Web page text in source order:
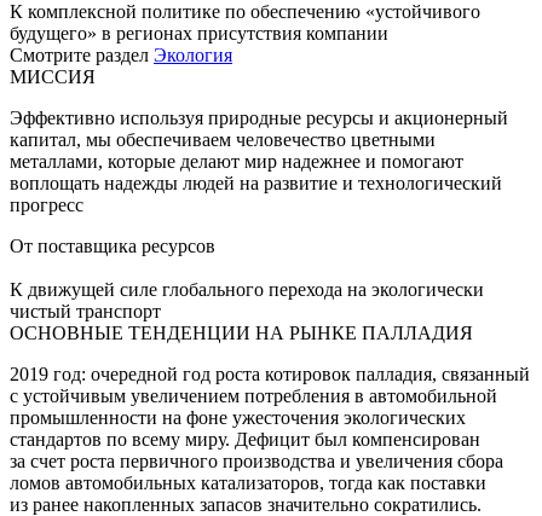
К комплексной политике по обеспечению «устойчивого
будущего» в регионах присутствия компании
Смотрите раздел Экология
МИССИЯ
Эффективно используя природные ресурсы и акционерный
капитал, мы обеспечиваем человечество цветными
металлами, которые делают мир надежнее и помогают
воплощать надежды людей на развитие и технологический
прогресс
От поставщика ресурсов
К движущей силе глобального перехода на экологически
чистый транспорт
ОСНОВНЫЕ ТЕНДЕНЦИИ НА РЫНКЕ ПАЛЛАДИЯ
2019 год: очередной год роста котировок палладия, связанный
с устойчивым увеличением потребления в автомобильной
промышленности на фоне ужесточения экологических
стандартов по всему миру. Дефицит был компенсирован
за счет роста первичного производства и увеличения сбора
ломов автомобильных катализаторов, тогда как поставки
из ранее накопленных запасов значительно сократились.